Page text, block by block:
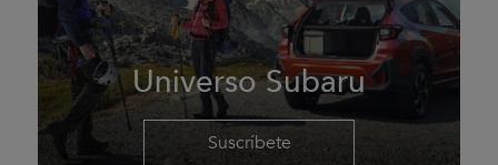
Universo Subaru
Suscríbete